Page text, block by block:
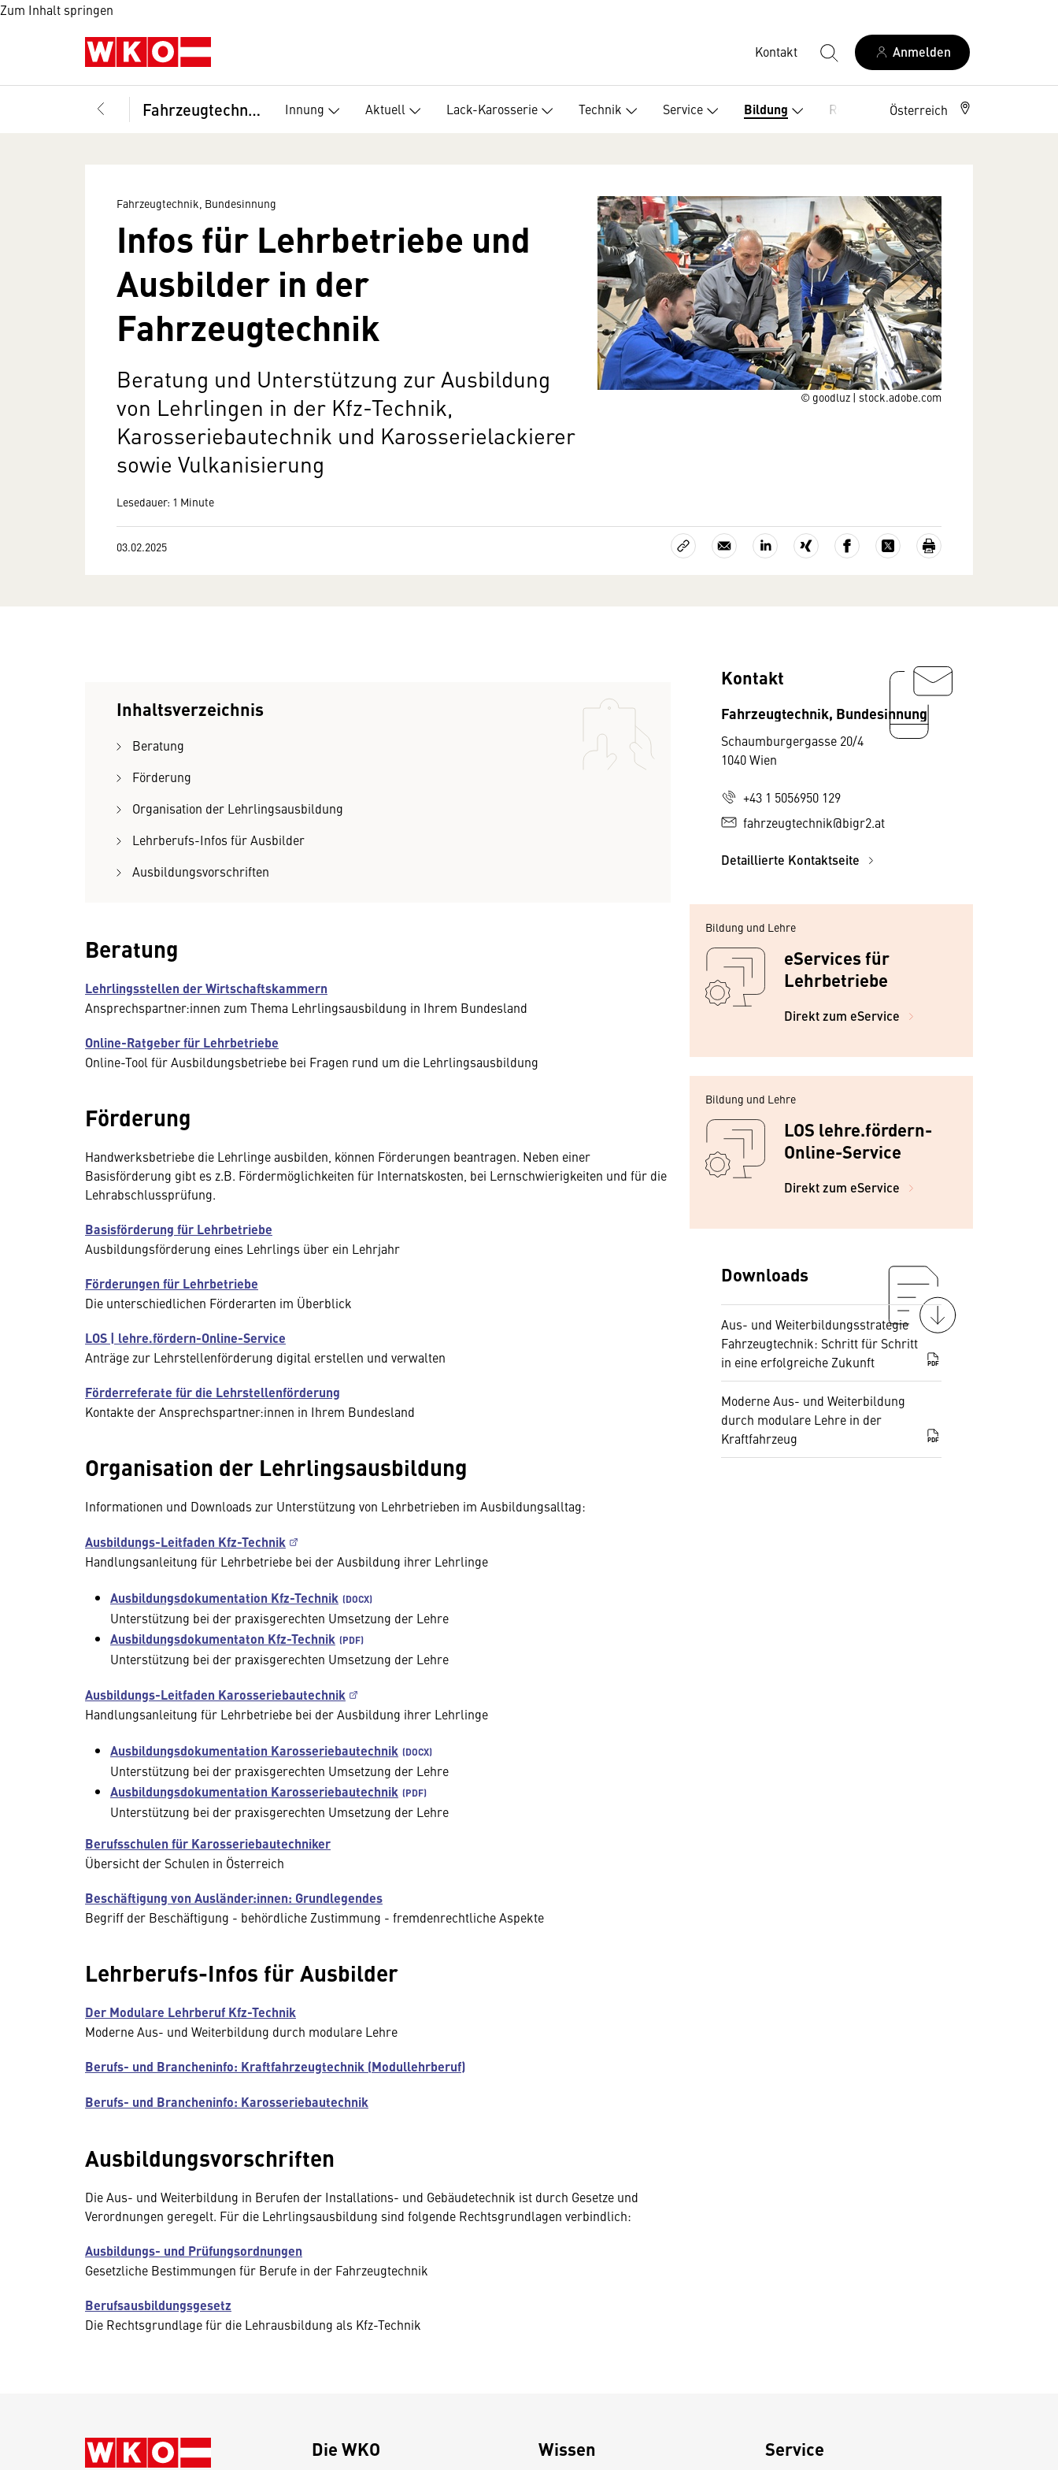
Zum Inhalt springen
Kontakt Anmelden
Fahrzeugtechnik, Bundesinnung Innung Aktuell Lack-Karosserie Technik Service Bildung Recht Österreich
© goodluz | stock.adobe.com
Fahrzeugtechnik, Bundesinnung
Infos für Lehrbetriebe und
Ausbilder in der
Fahrzeugtechnik
Beratung und Unterstützung zur Ausbildung
von Lehrlingen in der Kfz-Technik,
Karosseriebautechnik und Karosserielackierer
sowie Vulkanisierung
Lesedauer: 1 Minute
03.02.2025
Inhaltsverzeichnis
Beratung
Förderung
Organisation der Lehrlingsausbildung
Lehrberufs-Infos für Ausbilder
Ausbildungsvorschriften
Beratung
Lehrlingsstellen der Wirtschaftskammern
Ansprechspartner:innen zum Thema Lehrlingsausbildung in Ihrem Bundesland
Online-Ratgeber für Lehrbetriebe
Online-Tool für Ausbildungsbetriebe bei Fragen rund um die Lehrlingsausbildung
Förderung
Handwerksbetriebe die Lehrlinge ausbilden, können Förderungen beantragen. Neben einer
Basisförderung gibt es z.B. Fördermöglichkeiten für Internatskosten, bei Lernschwierigkeiten und für die
Lehrabschlussprüfung.
Basisförderung für Lehrbetriebe
Ausbildungsförderung eines Lehrlings über ein Lehrjahr
Förderungen für Lehrbetriebe
Die unterschiedlichen Förderarten im Überblick
LOS | lehre.fördern-Online-Service
Anträge zur Lehrstellenförderung digital erstellen und verwalten
Förderreferate für die Lehrstellenförderung
Kontakte der Ansprechspartner:innen in Ihrem Bundesland
Organisation der Lehrlingsausbildung
Informationen und Downloads zur Unterstützung von Lehrbetrieben im Ausbildungsalltag:
Ausbildungs-Leitfaden Kfz-Technik
Handlungsanleitung für Lehrbetriebe bei der Ausbildung ihrer Lehrlinge
Ausbildungsdokumentation Kfz-Technik
Unterstützung bei der praxisgerechten Umsetzung der Lehre
Ausbildungsdokumentaton Kfz-Technik
Unterstützung bei der praxisgerechten Umsetzung der Lehre
Ausbildungs-Leitfaden Karosseriebautechnik
Handlungsanleitung für Lehrbetriebe bei der Ausbildung ihrer Lehrlinge
Ausbildungsdokumentation Karosseriebautechnik
Unterstützung bei der praxisgerechten Umsetzung der Lehre
Ausbildungsdokumentation Karosseriebautechnik
Unterstützung bei der praxisgerechten Umsetzung der Lehre
Berufsschulen für Karosseriebautechniker
Übersicht der Schulen in Österreich
Beschäftigung von Ausländer:innen: Grundlegendes
Begriff der Beschäftigung - behördliche Zustimmung - fremdenrechtliche Aspekte
Lehrberufs-Infos für Ausbilder
Der Modulare Lehrberuf Kfz-Technik
Moderne Aus- und Weiterbildung durch modulare Lehre
Berufs- und Brancheninfo: Kraftfahrzeugtechnik (Modullehrberuf)
Berufs- und Brancheninfo: Karosseriebautechnik
Ausbildungsvorschriften
Die Aus- und Weiterbildung in Berufen der Installations- und Gebäudetechnik ist durch Gesetze und
Verordnungen geregelt. Für die Lehrlingsausbildung sind folgende Rechtsgrundlagen verbindlich:
Ausbildungs- und Prüfungsordnungen
Gesetzliche Bestimmungen für Berufe in der Fahrzeugtechnik
Berufsausbildungsgesetz
Die Rechtsgrundlage für die Lehrausbildung als Kfz-Technik
Kontakt
Fahrzeugtechnik, Bundesinnung
Schaumburgergasse 20/4
1040 Wien
+43 1 5056950 129
fahrzeugtechnik@bigr2.at
Detaillierte Kontaktseite
Bildung und Lehre
eServices für
Lehrbetriebe
Direkt zum eService
Bildung und Lehre
LOS lehre.fördern-
Online-Service
Direkt zum eService
Downloads
Aus- und Weiterbildungsstrategie
Fahrzeugtechnik: Schritt für Schritt
in eine erfolgreiche Zukunft
PDF
Moderne Aus- und Weiterbildung
durch modulare Lehre in der
Kraftfahrzeug
PDF
Die WKO Wissen Service